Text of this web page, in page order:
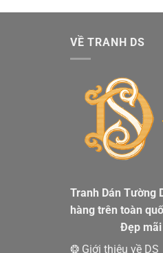
VỀ TRANH DS
Tranh Dán Tường
hàng trên toàn
Đẹp
❂ Giới thiệu về DS